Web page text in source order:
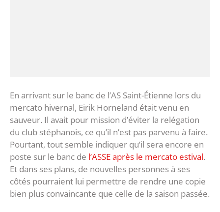
En arrivant sur le banc de l’AS Saint-Étienne lors du
mercato hivernal, Eirik Horneland était venu en
sauveur. Il avait pour mission d’éviter la relégation
du club stéphanois, ce qu’il n’est pas parvenu à faire.
Pourtant, tout semble indiquer qu’il sera encore en
poste sur le banc de l’ASSE après le mercato estival.
Et dans ses plans, de nouvelles personnes à ses
côtés pourraient lui permettre de rendre une copie
bien plus convaincante que celle de la saison passée.